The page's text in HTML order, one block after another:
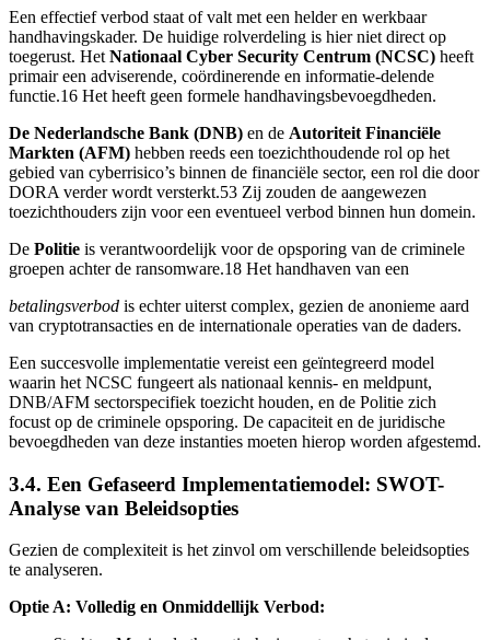
Een effectief verbod staat of valt met een helder en werkbaar
handhavingskader. De huidige rolverdeling is hier niet direct op
toegerust. Het Nationaal Cyber Security Centrum (NCSC) heeft
primair een adviserende, coördinerende en informatie-delende
functie.16 Het heeft geen formele handhavingsbevoegdheden.
De Nederlandsche Bank (DNB) en de Autoriteit Financiële
Markten (AFM) hebben reeds een toezichthoudende rol op het
gebied van cyberrisico’s binnen de financiële sector, een rol die door
DORA verder wordt versterkt.53 Zij zouden de aangewezen
toezichthouders zijn voor een eventueel verbod binnen hun domein.
De Politie is verantwoordelijk voor de opsporing van de criminele
groepen achter de ransomware.18 Het handhaven van een
betalingsverbod is echter uiterst complex, gezien de anonieme aard
van cryptotransacties en de internationale operaties van de daders.
Een succesvolle implementatie vereist een geïntegreerd model
waarin het NCSC fungeert als nationaal kennis- en meldpunt,
DNB/AFM sectorspecifiek toezicht houden, en de Politie zich
focust op de criminele opsporing. De capaciteit en de juridische
bevoegdheden van deze instanties moeten hierop worden afgestemd.
3.4. Een Gefaseerd Implementatiemodel: SWOT-
Analyse van Beleidsopties
Gezien de complexiteit is het zinvol om verschillende beleidsopties
te analyseren.
Optie A: Volledig en Onmiddellijk Verbod: